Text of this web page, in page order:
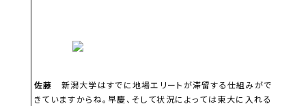
佐藤 新潟大学はすでに地場エリートが滞留する仕組みがで
きていますからね。早慶、そして状況によっては東大に入れる